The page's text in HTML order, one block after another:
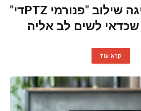
MAXHUB מציגה שילוב "פנורמי PTZדי"
לשים לב אליה
קרא עוד